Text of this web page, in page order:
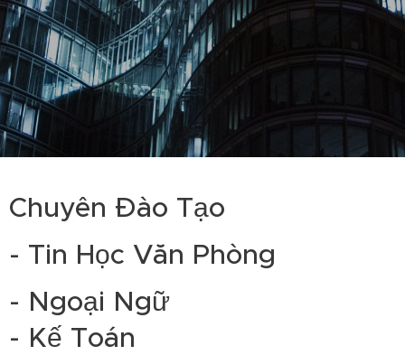
Chuyên Đào Tạo
- Tin Học Văn Phòng
- Ngoại Ngữ
- Kế Toán